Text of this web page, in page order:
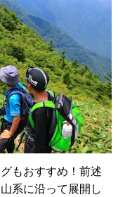
もおすすめ！前述
系に沿って展開し